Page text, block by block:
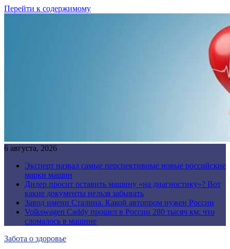
Перейти к содержимому
6 августа, 2026
Эксперт назвал самые перспективные новые российские
марки машин
Дилер просит оставить машину «на диагностику»? Вот
какие документы нельзя забывать
Завод имени Сталина. Какой автопром нужен России
Volkswagen Caddy прошел в России 280 тысяч км: что
сломалось в машине
Забота о здоровье